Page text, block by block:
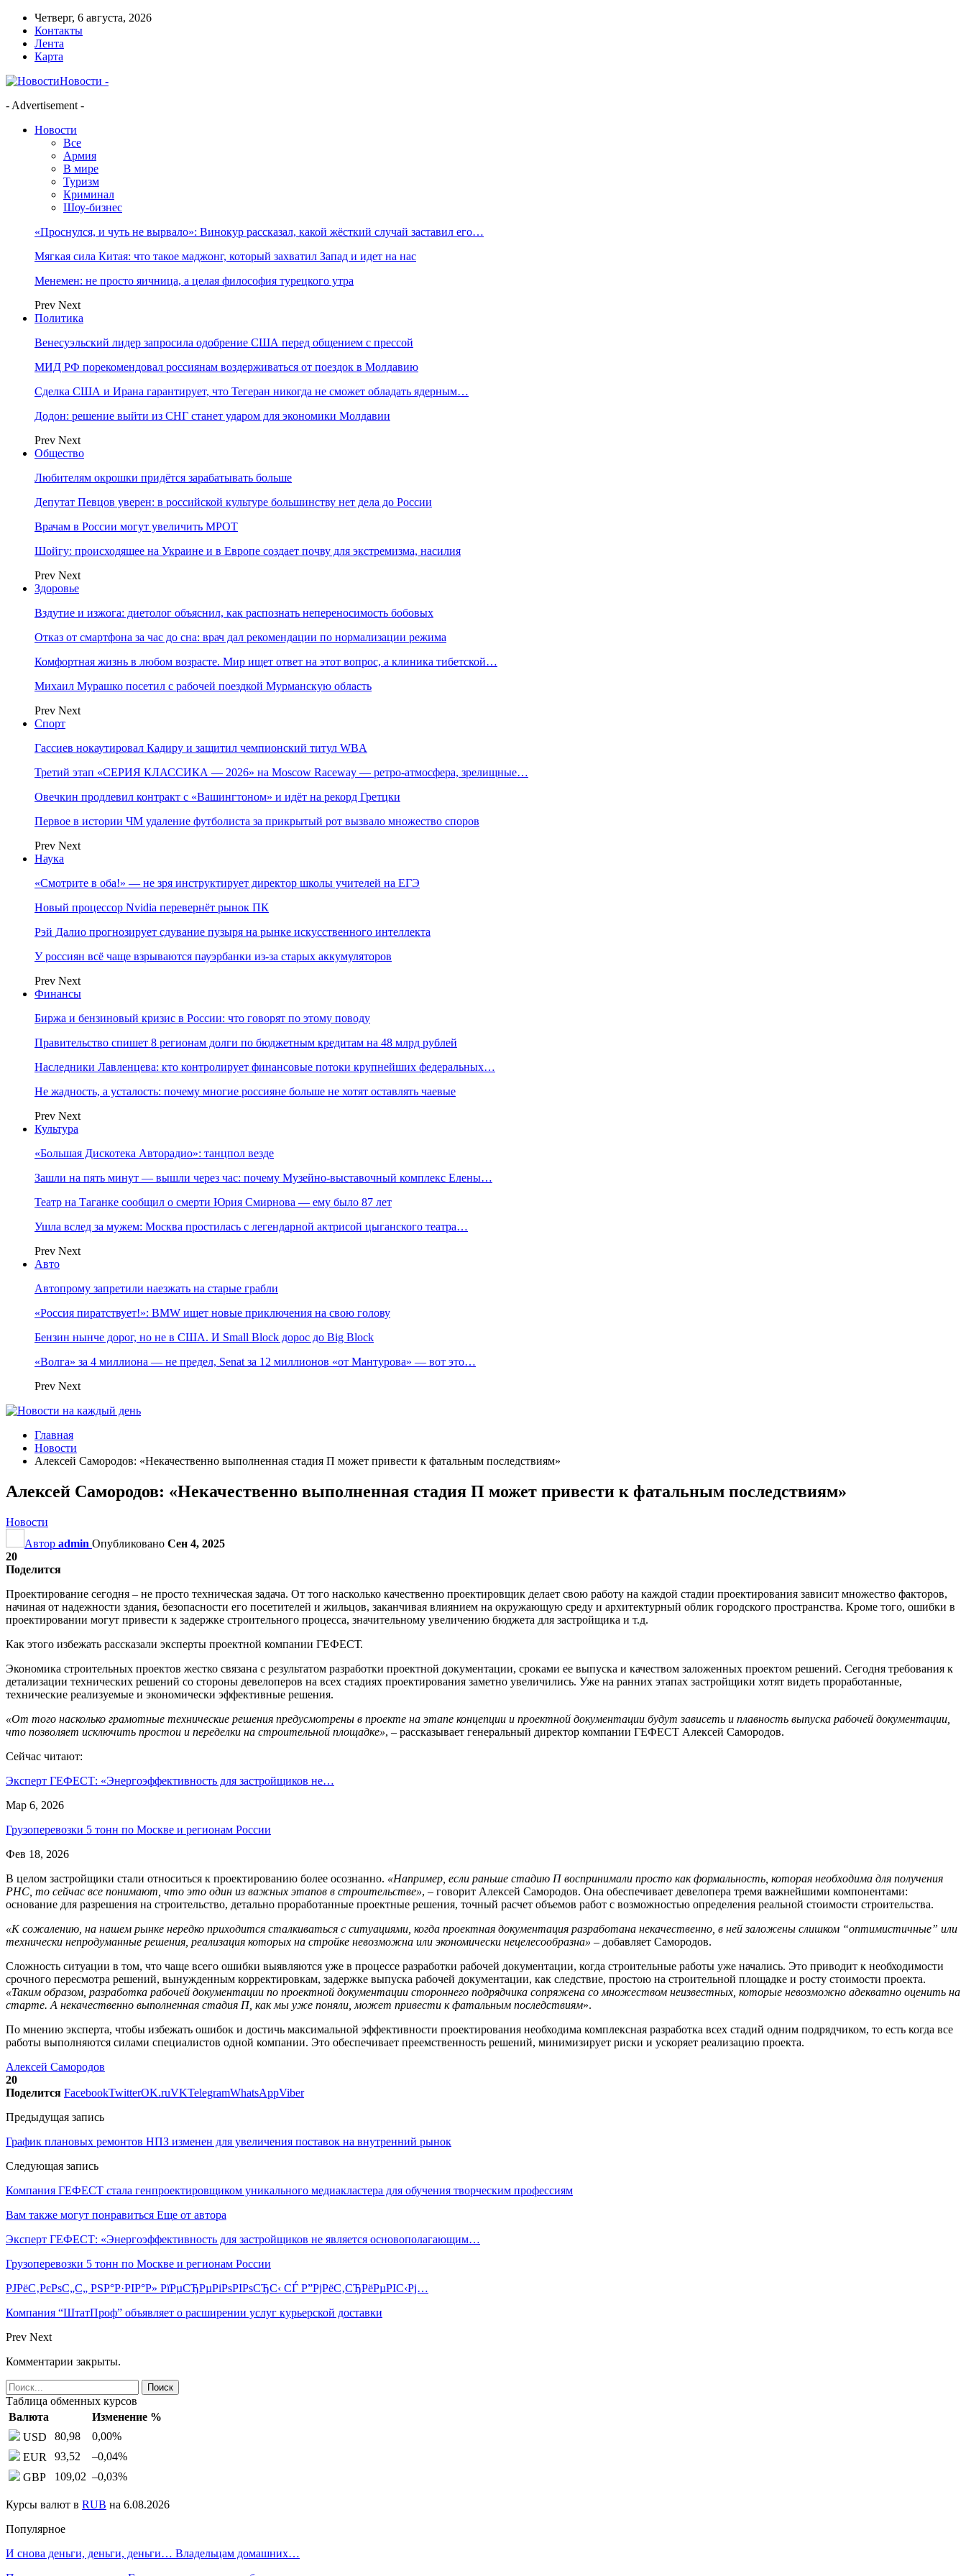
Четверг, 6 августа, 2026
Контакты
Лента
Карта
Новости -
- Advertisement -
Новости
Все
Армия
В мире
Туризм
Криминал
Шоу-бизнес
«Проснулся, и чуть не вырвало»: Винокур рассказал, какой жёсткий случай заставил его…
Мягкая сила Китая: что такое маджонг, который захватил Запад и идет на нас
Менемен: не просто яичница, а целая философия турецкого утра
Prev Next
Политика
Венесуэльский лидер запросила одобрение США перед общением с прессой
МИД РФ порекомендовал россиянам воздерживаться от поездок в Молдавию
Сделка США и Ирана гарантирует, что Тегеран никогда не сможет обладать ядерным…
Додон: решение выйти из СНГ станет ударом для экономики Молдавии
Prev Next
Общество
Любителям окрошки придётся зарабатывать больше
Депутат Певцов уверен: в российской культуре большинству нет дела до России
Врачам в России могут увеличить МРОТ
Шойгу: происходящее на Украине и в Европе создает почву для экстремизма, насилия
Prev Next
Здоровье
Вздутие и изжога: диетолог объяснил, как распознать непереносимость бобовых
Отказ от смартфона за час до сна: врач дал рекомендации по нормализации режима
Комфортная жизнь в любом возрасте. Мир ищет ответ на этот вопрос, а клиника тибетской…
Михаил Мурашко посетил с рабочей поездкой Мурманскую область
Prev Next
Спорт
Гассиев нокаутировал Кадиру и защитил чемпионский титул WBA
Третий этап «СЕРИЯ КЛАССИКА — 2026» на Moscow Raceway — ретро‑атмосфера, зрелищные…
Овечкин продлевил контракт с «Вашингтоном» и идёт на рекорд Гретцки
Первое в истории ЧМ удаление футболиста за прикрытый рот вызвало множество споров
Prev Next
Наука
«Смотрите в оба!» — не зря инструктирует директор школы учителей на ЕГЭ
Новый процессор Nvidia перевернёт рынок ПК
Рэй Далио прогнозирует сдувание пузыря на рынке искусственного интеллекта
У россиян всё чаще взрываются пауэрбанки из-за старых аккумуляторов
Prev Next
Финансы
Биржа и бензиновый кризис в России: что говорят по этому поводу
Правительство спишет 8 регионам долги по бюджетным кредитам на 48 млрд рублей
Наследники Лавленцева: кто контролирует финансовые потоки крупнейших федеральных…
Не жадность, а усталость: почему многие россияне больше не хотят оставлять чаевые
Prev Next
Культура
«Большая Дискотека Авторадио»: танцпол везде
Зашли на пять минут — вышли через час: почему Музейно-выставочный комплекс Елены…
Театр на Таганке сообщил о смерти Юрия Смирнова — ему было 87 лет
Ушла вслед за мужем: Москва простилась с легендарной актрисой цыганского театра…
Prev Next
Авто
Автопрому запретили наезжать на старые грабли
«Россия пиратствует!»: BMW ищет новые приключения на свою голову
Бензин нынче дорог, но не в США. И Small Block дорос до Big Block
«Волга» за 4 миллиона — не предел, Senat за 12 миллионов «от Мантурова» — вот это…
Prev Next
Главная
Новости
Алексей Самородов: «Некачественно выполненная стадия П может привести к фатальным последствиям»
Алексей Самородов: «Некачественно выполненная стадия П может привести к фатальным последствиям»
Новости
Автор admin Опубликовано Сен 4, 2025
20
Поделится
Проектирование сегодня – не просто техническая задача. От того насколько качественно проектировщик делает свою работу на каждой стадии проектирования зависит множество факторов,
начиная от надежности здания, безопасности его посетителей и жильцов, заканчивая влиянием на окружающую среду и архитектурный облик городского пространства. Кроме того, ошибки в
проектировании могут привести к задержке строительного процесса, значительному увеличению бюджета для застройщика и т.д.
Как этого избежать рассказали эксперты проектной компании ГЕФЕСТ.
Экономика строительных проектов жестко связана с результатом разработки проектной документации, сроками ее выпуска и качеством заложенных проектом решений. Сегодня требования к
детализации технических решений со стороны девелоперов на всех стадиях проектирования заметно увеличились. Уже на ранних этапах застройщики хотят видеть проработанные,
технические реализуемые и экономически эффективные решения.
«От того насколько грамотные технические решения предусмотрены в проекте на этапе концепции и проектной документации будут зависеть и плавность выпуска рабочей документации,
что позволяет исключить простои и переделки на строительной площадке», – рассказывает генеральный директор компании ГЕФЕСТ Алексей Самородов.
Сейчас читают:
Эксперт ГЕФЕСТ: «Энергоэффективность для застройщиков не…
Мар 6, 2026
Грузоперевозки 5 тонн по Москве и регионам России
Фев 18, 2026
В целом застройщики стали относиться к проектированию более осознанно. «Например, если раньше стадию П воспринимали просто как формальность, которая необходима для получения
РНС, то сейчас все понимают, что это один из важных этапов в строительстве», – говорит Алексей Самородов. Она обеспечивает девелопера тремя важнейшими компонентами:
основание для разрешения на строительство, детально проработанные проектные решения, точный расчет объемов работ с возможностью определения реальной стоимости строительства.
«К сожалению, на нашем рынке нередко приходится сталкиваться с ситуациями, когда проектная документация разработана некачественно, в ней заложены слишком “оптимистичные” или
технически непродуманные решения, реализация которых на стройке невозможна или экономически нецелесообразна» – добавляет Самородов.
Сложность ситуации в том, что чаще всего ошибки выявляются уже в процессе разработки рабочей документации, когда строительные работы уже начались. Это приводит к необходимости
срочного пересмотра решений, вынужденным корректировкам, задержке выпуска рабочей документации, как следствие, простою на строительной площадке и росту стоимости проекта.
«Таким образом, разработка рабочей документации по проектной документации стороннего подрядчика сопряжена со множеством неизвестных, которые невозможно адекватно оценить на
старте. А некачественно выполненная стадия П, как мы уже поняли, может привести к фатальным последствиям».
По мнению эксперта, чтобы избежать ошибок и достичь максимальной эффективности проектирования необходима комплексная разработка всех стадий одним подрядчиком, то есть когда все
работы выполняются силами специалистов одной компании. Это обеспечивает преемственность решений, минимизирует риски и ускоряет реализацию проекта.
Алексей Самородов
20
Поделится FacebookTwitterOK.ruVKTelegramWhatsAppViber
Предыдущая запись
График плановых ремонтов НПЗ изменен для увеличения поставок на внутренний рынок
Следующая запись
Компания ГЕФЕСТ стала генпроектировщиком уникального медиакластера для обучения творческим профессиям
Вам также могут понравиться Еще от автора
Эксперт ГЕФЕСТ: «Энергоэффективность для застройщиков не является основополагающим…
Грузоперевозки 5 тонн по Москве и регионам России
РЈРёС‚РєРѕС„С„ РЅР°Р·РІР°Р» РїРµСЂРµРіРѕРІРѕСЂС‹ СЃ Р”РјРёС‚СЂРёРµРІС‹Рј…
Компания “ШтатПроф” объявляет о расширении услуг курьерской доставки
Prev Next
Комментарии закрыты.
Таблица обменных курсов
Валюта
Изменение %
USD
80,98 0,00%
EUR
93,52 –0,04%
GBP
109,02 –0,03%
Курсы валют в RUB на 6.08.2026
Популярное
И снова деньги, деньги, деньги… Владельцам домашних…